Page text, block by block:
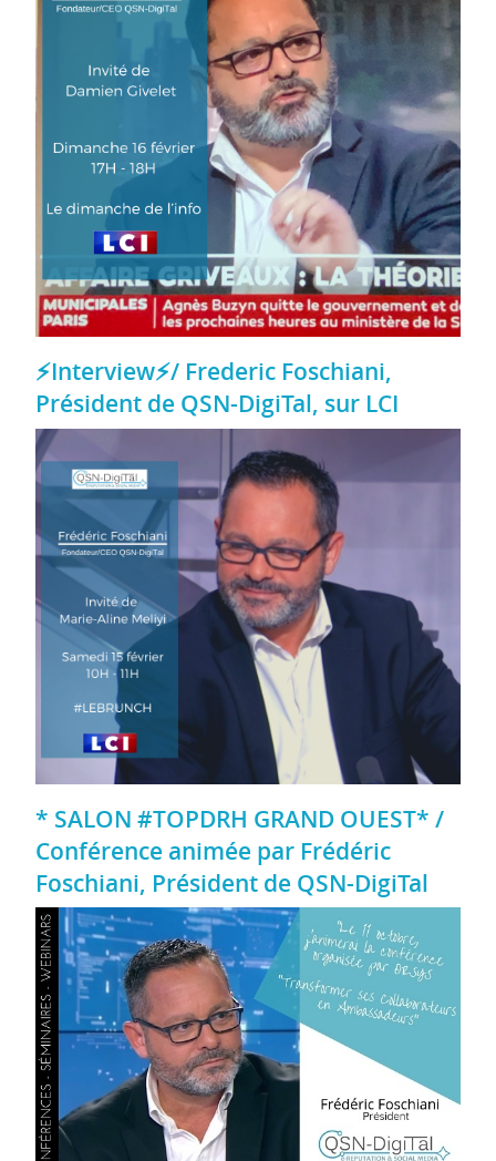
⚡Interview⚡/ Frederic Foschiani,
Président de QSN-DigiTal, sur LCI
* SALON #TOPDRH GRAND OUEST* /
Conférence animée par Frédéric
Foschiani, Président de QSN-DigiTal